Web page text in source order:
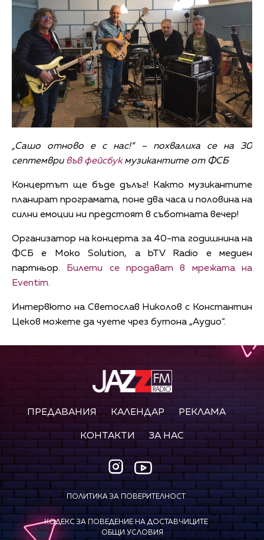
„Сашо отново е с нас!“ – похвалиха се на 30
септември във фейсбукмузикантите от ФСБ
Концертът ще бъде дълъг! Както музикантите
планират програмата, поне два часа и половина на
силни емоции ни предстоят в съботната вечер!
Организатор на концерта за 40-та годишнина на
ФСБ е Moko Solution, а bTV Radio е медиен
партньор. Билети се продават в мрежата на
Eventim.
Интервюто на Светослав Николов с Константин
Цеков можете да чуете чрез бутона „Аудио“.
ПРЕДАВАНИЯ КАЛЕНДАР РЕКЛАМА
КОНТАКТИ ЗА НАС
ПОЛИТИКА ЗА ПОВЕРИТЕЛНОСТ
КОДЕКС ЗА ПОВЕДЕНИЕ НА ДОСТАВЧИЦИТЕ
ОБЩИ УСЛОВИЯ